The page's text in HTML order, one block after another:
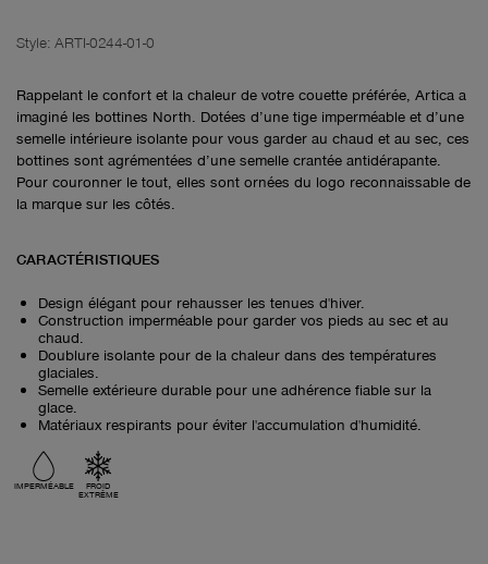
Style: ARTI-0244-01-0
Rappelant le confort et la chaleur de votre couette préférée, Artica a
imaginé les bottines North. Dotées d’une tige imperméable et d’une
semelle intérieure isolante pour vous garder au chaud et au sec, ces
bottines sont agrémentées d’une semelle crantée antidérapante.
Pour couronner le tout, elles sont ornées du logo reconnaissable de
la marque sur les côtés.
CARACTÉRISTIQUES
Design élégant pour rehausser les tenues d'hiver.
Construction imperméable pour garder vos pieds au sec et au
chaud.
Doublure isolante pour de la chaleur dans des températures
glaciales.
Semelle extérieure durable pour une adhérence fiable sur la
glace.
Matériaux respirants pour éviter l'accumulation d'humidité.
IMPERMÉABLE
FROID
EXTRÊME